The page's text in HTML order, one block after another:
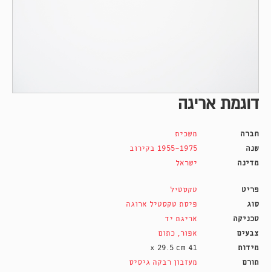
דוגמת אריגה
חברה
משכית
שנה
1955-1975 בקירוב
מדינה
ישראל
פריט
טקסטיל
סוג
פיסת טקסטיל ארוגה
טכניקה
אריגת יד
צבעים
אפור, כתום
מידות
41 x 29.5 cm
תורם
מעזבון רבקה גיסיס